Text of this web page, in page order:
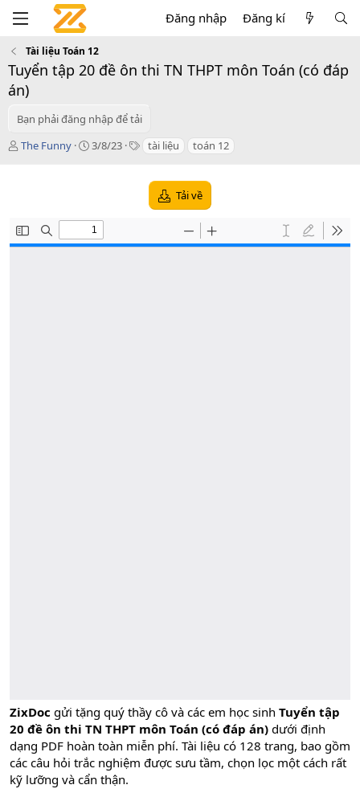
Đăng nhập Đăng kí
Tài liệu Toán 12
Tuyển tập 20 đề ôn thi TN THPT môn Toán (có đáp
án)
Bạn phải đăng nhập để tải
T
The Funny
C
o
n
3/8/23
T tài liệu toán 12
Tải về
ZixDoc gửi tặng quý thầy cô và các em học sinh Tuyển tập
20 đề ôn thi TN THPT môn Toán (có đáp án) dưới định
dạng PDF hoàn toàn miễn phí. Tài liệu có 128 trang, bao gồm
các câu hỏi trắc nghiệm được sưu tầm, chọn lọc một cách rất
kỹ lưỡng và cẩn thận.